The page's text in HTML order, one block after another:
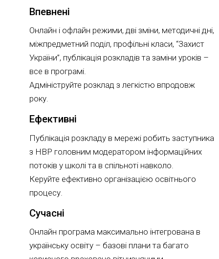
Впевнені
Онлайн і офлайн режими, дві зміни, методичні дні,
міжпредметний поділ, профільні класи, “Захист
України”, публікація розкладів та заміни уроків –
все в програмі.
Адмініструйте розклад з легкістю впродовж
року.
Ефективні
Публікація розкладу в мережі робить заступника
з НВР головним модератором інформаційних
потоків у школі та в спільноті навколо.
Керуйте ефективно організацією освітнього
процесу.
Сучасні
Онлайн програма максимально інтегрована в
українську освіту – базові плани та багато